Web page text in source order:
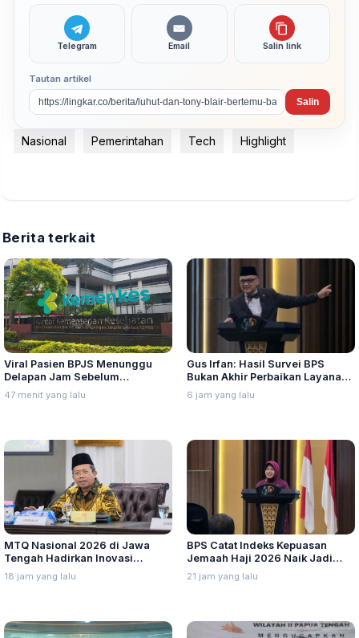
Telegram Email Salin link
Tautan artikel
Salin
Nasional Pemerintahan Tech Highlight
Berita terkait
Viral Pasien BPJS Menunggu
Delapan Jam Sebelum
Meninggal, Ini Penjelasan
Kemenkes
47 menit yang lalu
Gus Irfan: Hasil Survei BPS
Bukan Akhir Perbaikan Layanan,
Evaluasi Penyelenggaraan Haji
Harus Tetap Dilakukan
6 jam yang lalu
MTQ Nasional 2026 di Jawa
Tengah Hadirkan Inovasi
Perdana untuk Disabilitas dan
Dewan Hakim
18 jam yang lalu
BPS Catat Indeks Kepuasan
Jemaah Haji 2026 Naik Jadi
91,45 Persen
21 jam yang lalu